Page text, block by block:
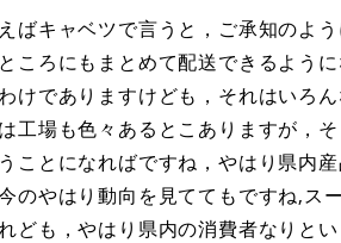
ばキャベツで言うと，ご承知のよ
ころにもまとめて配送できるよう
けでありますけども，それはいろ
工場も色々あるとこありますが，
ことになればですね，やはり県内
のやはり動向を見ててもですね,ス
ども，やはり県内の消費者なりと